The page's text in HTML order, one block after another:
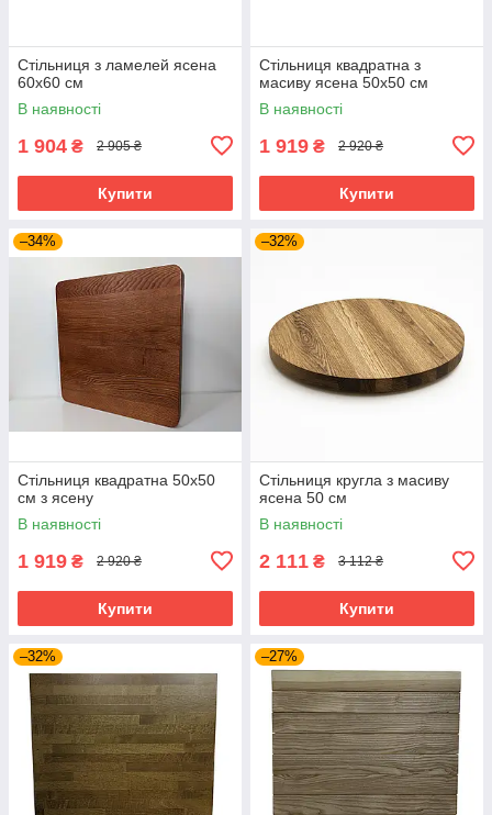
Стільниця з ламелей ясена
60х60 см
В наявності
1 904 ₴ 2 905 ₴
Купити
Стільниця квадратна з
масиву ясена 50х50 см
В наявності
1 919 ₴ 2 920 ₴
Купити
–34%
Стільниця квадратна 50х50
см з ясену
В наявності
1 919 ₴ 2 920 ₴
Купити
–32%
Стільниця кругла з масиву
ясена 50 см
В наявності
2 111 ₴ 3 112 ₴
Купити
–32% –27%